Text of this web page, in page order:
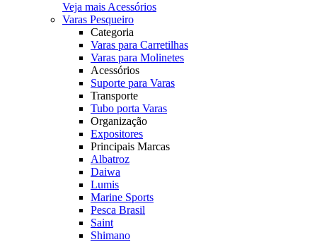
Veja mais Acessórios
Varas Pesqueiro
Categoria
Varas para Carretilhas
Varas para Molinetes
Acessórios
Suporte para Varas
Transporte
Tubo porta Varas
Organização
Expositores
Principais Marcas
Albatroz
Daiwa
Lumis
Marine Sports
Pesca Brasil
Saint
Shimano